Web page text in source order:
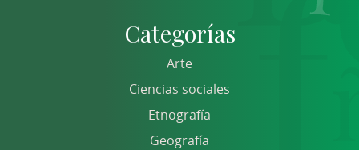
Categorías
Arte
Ciencias sociales
Etnografía
Geografía